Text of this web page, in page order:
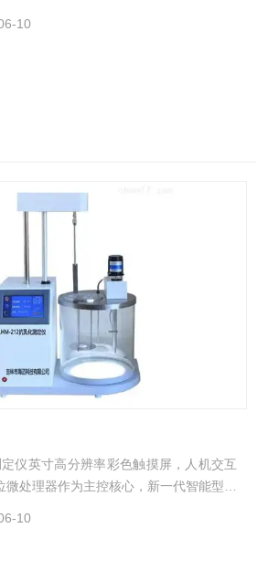
10
仪英寸高分辨率彩色触摸屏，人机交互
处理器作为主控核心，新一代智能型操
10